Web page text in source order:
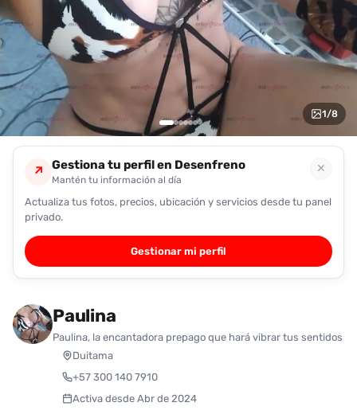
encontrarlas
fácilmente.
Entendido
1/8
↗ Gestiona tu perfil en Desenfreno
Mantén tu información al día
✕
Actualiza tus fotos, precios, ubicación y servicios desde tu panel
privado.
Gestionar mi perfil
Paulina
Paulina, la encantadora prepago que hará vibrar tus sentidos
Duitama
+57 300 140 7910
Activa desde Abr de 2024